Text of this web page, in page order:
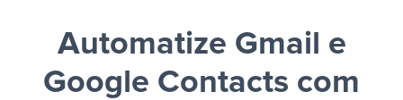
Automatize Gmail e
Google Contacts com